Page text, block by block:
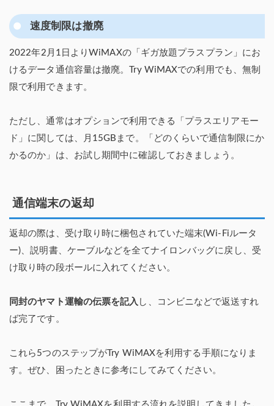
速度制限は撤廃
2022年2月1日よりWiMAXの「ギガ放題プラスプラン」にお
けるデータ通信容量は撤廃。Try WiMAXでの利用でも、無制
限で利用できます。
ただし、通常はオプションで利用できる「プラスエリアモー
ド」に関しては、月15GBまで。「どのくらいで通信制限にか
かるのか」は、お試し期間中に確認しておきましょう。
通信端末の返却
返却の際は、受け取り時に梱包されていた端末(Wi-Fiルータ
ー)、説明書、ケーブルなどを全てナイロンバッグに戻し、受
け取り時の段ボールに入れてください。
同封のヤマト運輸の伝票を記入 し、コンビニなどで返送すれ
ば完了です。
これら5つのステップがTry WiMAXを利用する手順になりま
す。ぜひ、困ったときに参考にしてみてください。